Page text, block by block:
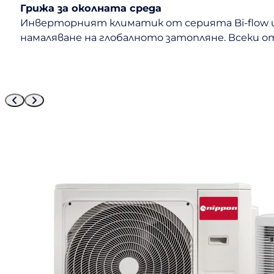
Грижа за околната среда
Инверторният климатик от серията Bi-flow
намаляване на глобалното затопляне.